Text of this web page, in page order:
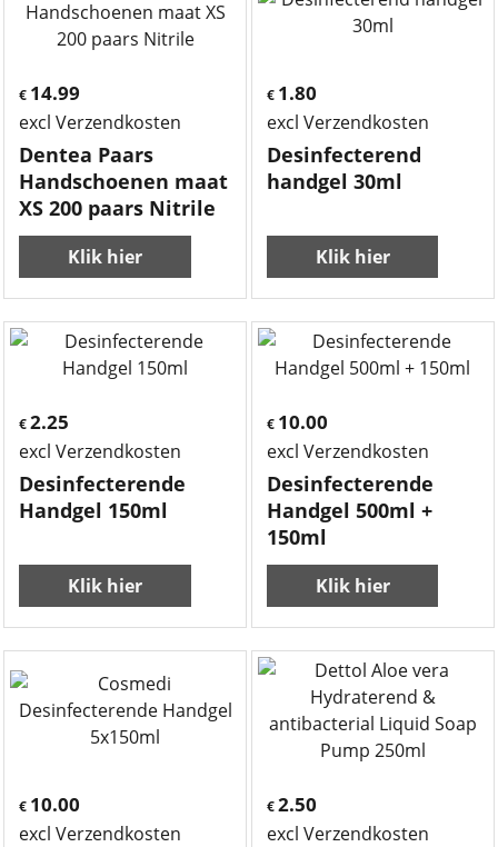
€ 14.99
excl Verzendkosten
Dentea Paars
Handschoenen maat
XS 200 paars Nitrile
Klik hier
€ 1.80
excl Verzendkosten
Desinfecterend
handgel 30ml
Klik hier
€ 2.25
excl Verzendkosten
Desinfecterende
Handgel 150ml
Klik hier
€ 10.00
excl Verzendkosten
Desinfecterende
Handgel 500ml +
150ml
Klik hier
€ 10.00
excl Verzendkosten
€2.50
excl Verzendkosten